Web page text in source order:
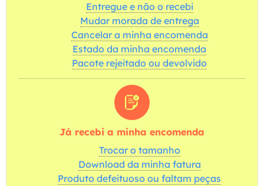
Entregue e não o recebi
Mudar morada de entrega
Cancelar a minha encomenda
Estado da minha encomenda
Pacote rejeitado ou devolvido
Já recebi a minha encomenda
Trocar o tamanho
Download da minha fatura
Produto defeituoso ou faltam peças